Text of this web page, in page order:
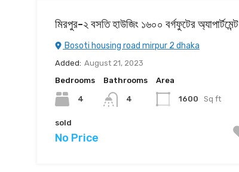
মিরপুর-২ বসতি হাউজিং ১৬০০ বর্গফুটের অ্যাপার্টমেন্ট
Bosoti housing road mirpur 2 dhaka
Added: August 21, 2023
Bedrooms
4
Bathrooms
4
Area
1600 Sq ft
sold
No Price